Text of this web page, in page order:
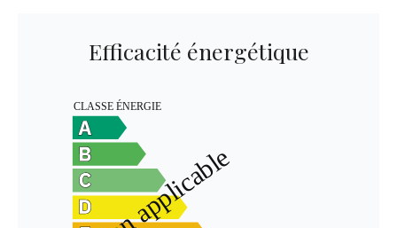
Efficacité énergétique